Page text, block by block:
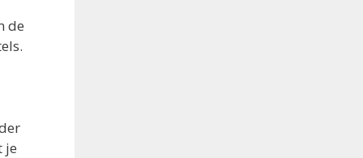
de
je